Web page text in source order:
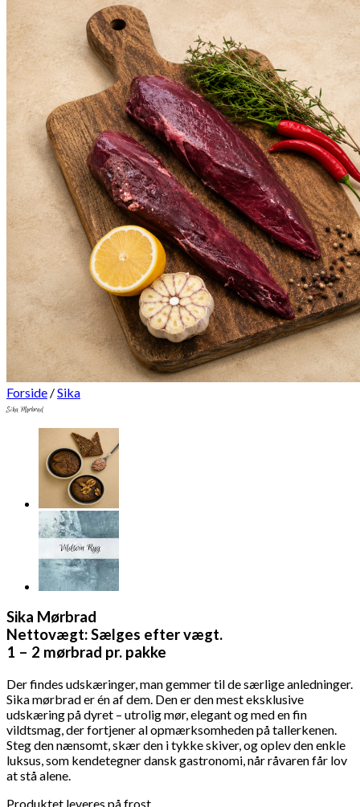
Forside /Sika
Sika Mørbrad
Sika Mørbrad
Nettovægt: Sælges efter vægt.
1 – 2 mørbrad pr. pakke
Der findes udskæringer, man gemmer til de særlige anledninger.
Sika mørbrad er én af dem. Den er den mest eksklusive
udskæring på dyret – utrolig mør, elegant og med en fin
vildtsmag, der fortjener al opmærksomheden på tallerkenen.
Steg den nænsomt, skær den i tykke skiver, og oplev den enkle
luksus, som kendetegner dansk gastronomi, når råvaren får lov
at stå alene.
Produktet leveres på frost.